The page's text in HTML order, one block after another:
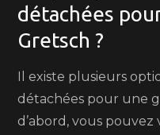
détachées
Gretsch ?
Il existe plusieurs
détachées pour une
d’abord, vous